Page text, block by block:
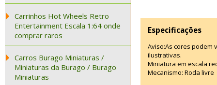
Carrinhos Hot Wheels Retro
Entertainment Escala 1:64 onde
comprar raros
Carros Burago Miniaturas /
Miniaturas da Burago / Burago
Miniaturas
Especificações
Aviso:As cores podem
ilustrativas.
Miniatura em escala
Mecanismo: Roda livre